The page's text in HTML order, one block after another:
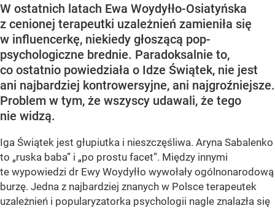
W ostatnich latach Ewa Woydyłło-Osiatyńska
z cenionej terapeutki uzależnień zamieniła się
w influencerkę, niekiedy głoszącą pop-
psychologiczne brednie. Paradoksalnie to,
co ostatnio powiedziała o Idze Świątek, nie jest
ani najbardziej kontrowersyjne, ani najgroźniejsze.
Problem w tym, że wszyscy udawali, że tego
nie widzą.
Iga Świątek jest głupiutka i nieszczęśliwa. Aryna Sabalenko
to „ruska baba” i „po prostu facet”. Między innymi
te wypowiedzi dr Ewy Woydyłło wywołały ogólnonarodową
burzę. Jedna z najbardziej znanych w Polsce terapeutek
uzależnień i popularyzatorka psychologii nagle znalazła się